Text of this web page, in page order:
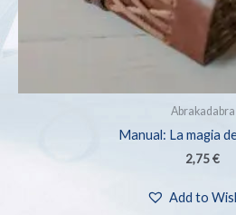
Abrakadabra
Manual: La magia
2,75€
Add to